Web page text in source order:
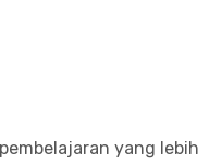
yang lebih